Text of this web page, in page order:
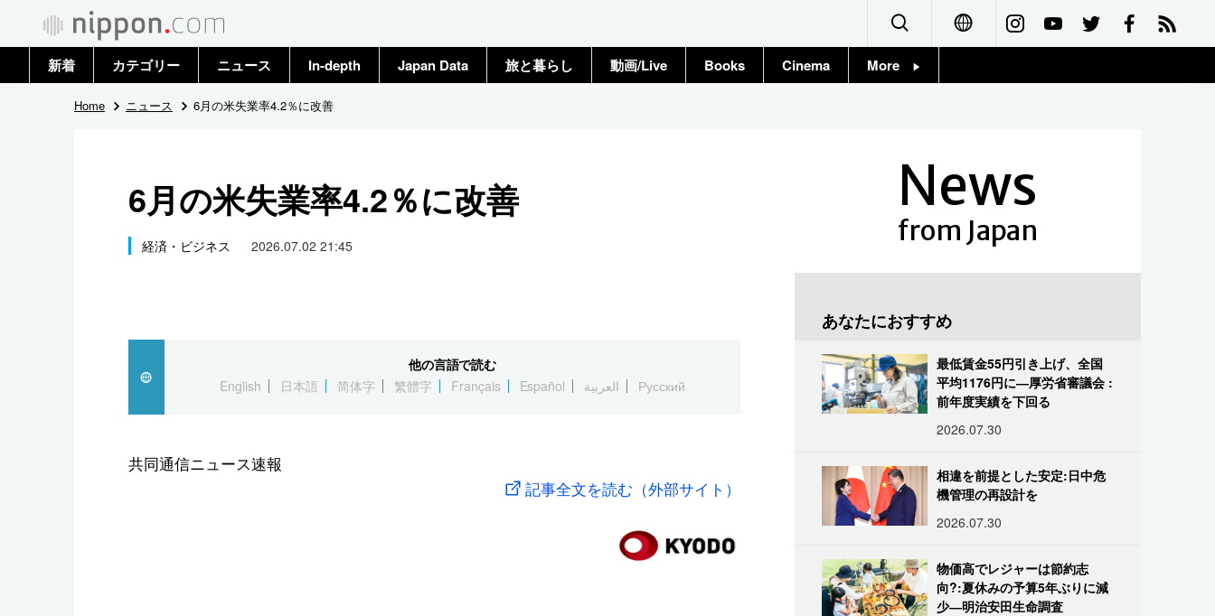
Français
新着 カテゴリー
政治・外交
国際
科学・技術
暮らし
ニュース
トップ
In-depth Japan Data 旅と暮らし 動画/Live Books Cinema More
Home ニュース 6月の米失業率4.2％に改善
6月の米失業率4.2％に改善
経済・ビジネス 2026.07.02 21:45
他の言語で読む
English
日本語 简体字 繁體字 Français Español العربية Русский
共同通信ニュース速報
記事全文を読む（外部サイト）
News
from Japan
あなたにおすすめ
最低賃金55円引き上げ、全国
平均1176円に―厚労省審議会 :
前年度実績を下回る
2026.07.30
相違を前提とした安定:日中危
機管理の再設計を
2026.07.30
物価高でレジャーは節約志
向?:夏休みの予算5年ぶりに減
少―明治安田生命調査